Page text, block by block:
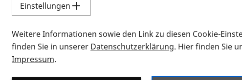
Vorlesen
Alle Infomaterialien in
Sie möchten wissen, wie Sie nach
Einstellungen
Weitere Informationen sowie den Link zu diesen Cookie-
finden Sie in unserer Datenschutzerklärung. Hier finden Sie
Impressum.